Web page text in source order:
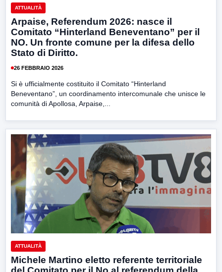
ATTUALITÀ
Arpaise, Referendum 2026: nasce il
Comitato “Hinterland Beneventano” per il
NO. Un fronte comune per la difesa dello
Stato di Diritto.
26 FEBBRAIO 2026
Si è ufficialmente costituito il Comitato “Hinterland
Beneventano”, un coordinamento intercomunale che unisce le
comunità di Apollosa, Arpaise,...
ATTUALITÀ
Michele Martino eletto referente territoriale